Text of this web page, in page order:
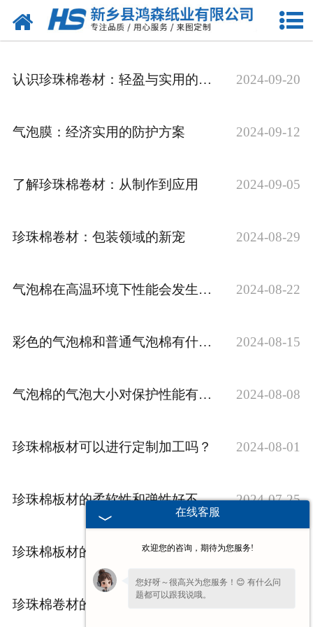
网站首页
产品中心
珍珠棉
资质荣誉
认识珍珠棉卷材：轻盈与实用的结合 2024-09-20
气泡膜：经济实用的防护方案 2024-09-12
了解珍珠棉卷材：从制作到应用 2024-09-05
珍珠棉卷材：包装领域的新宠 2024-08-29
气泡棉在高温环境下性能会发生变化吗？ 2024-08-22
彩色的气泡棉和普通气泡棉有什么区别？ 2024-08-15
气泡棉的气泡大小对保护性能有影响吗？ 2024-08-08
珍珠棉板材可以进行定制加工吗？ 2024-08-01
珍珠棉板材的柔软性和弹性好不好，能够适应不同形状的物品包装呢？ 2024-07-25
珍珠棉板材的保温隔热效果是否出色，适用于多种保温需求呢？ 2024-07-18
在线客服
欢迎您的咨询，期待为您服务!
您好呀～很高兴为您服务！😊 有什么问
题都可以跟我说哦。